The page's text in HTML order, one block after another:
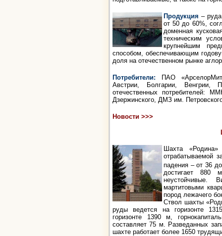
Продукция –
от 50 до 60%,
доменная
техническим
крупнейшим
способом, обеспечивающим
доля на отечественном рынке
Потребители: ПАО
Австрии, Болгарии,
отечественных потребителей:
Дзержинского, ДМЗ им.
Новости >>>
Шахта
отрабатываемой
падения – от 36
достигает 880
неустойчивые.
мартитовыми
пород лежачего
Ствол шахты
руды ведется на горизонте
горизонте 1390 м,
составляет 75 м. Разведанных
шахте работает более 1650